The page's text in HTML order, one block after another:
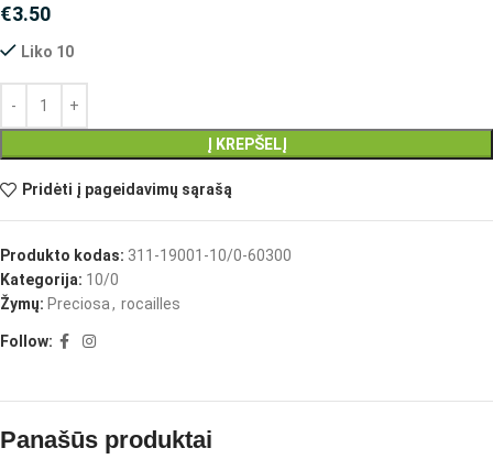
€3.50
Liko 10
Į KREPŠELĮ
Pridėti į pageidavimų sąrašą
Produkto kodas: 311-19001-10/0-60300
Kategorija: 10/0
Žymų: Preciosa, rocailles
Follow:
Panašūs produktai